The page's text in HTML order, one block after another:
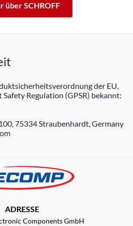
über SCHROFF
der EU,
Regulation (GPSR) bekannt:
75334 Straubenhardt, Germany
ADRESSE
Components GmbH